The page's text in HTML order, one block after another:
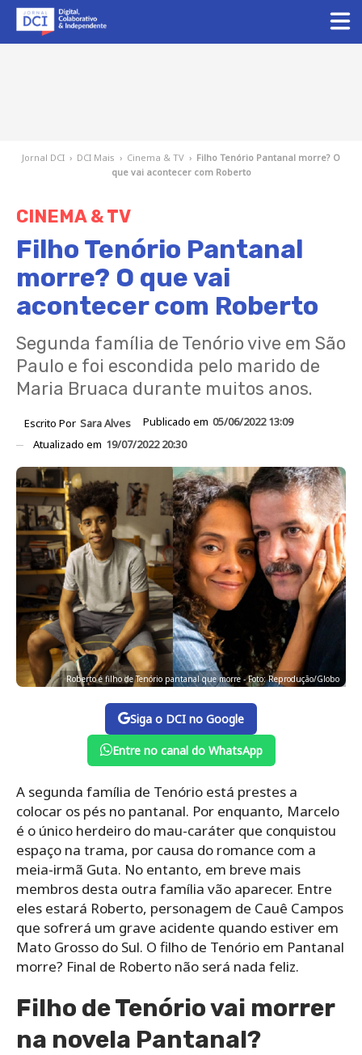
Jornal DCI › DCI Mais › Cinema & TV › Filho Tenório Pantanal morre? O
que vai acontecer com Roberto
CINEMA & TV
Filho Tenório Pantanal
morre? O que vai
acontecer com Roberto
Segunda família de Tenório vive em São
Paulo e foi escondida pelo marido de
Maria Bruaca durante muitos anos.
Escrito Por Sara Alves Publicado em 05/06/2022 13:09
Atualizado em 19/07/2022 20:30
Roberto é filho de Tenório pantanal que morre - Foto: Reprodução/Globo
Siga o DCI no Google
Entre no canal do WhatsApp
A segunda família de Tenório está prestes a
colocar os pés no pantanal. Por enquanto, Marcelo
é o único herdeiro do mau-caráter que conquistou
espaço na trama, por causa do romance com a
meia-irmã Guta. No entanto, em breve mais
membros desta outra família vão aparecer. Entre
eles estará Roberto, personagem de Cauê Campos
que sofrerá um grave acidente quando estiver em
Mato Grosso do Sul. O filho de Tenório em Pantanal
morre? Final de Roberto não será nada feliz.
Filho de Tenório vai morrer
na novela Pantanal?